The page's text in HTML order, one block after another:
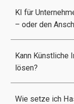
KI für
– oder den
Kann Künstliche
lösen?
Wie setze ich